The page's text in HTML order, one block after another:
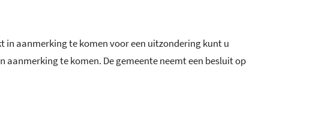
in aanmerking te komen voor een uitzondering kunt u
te komen. De gemeente neemt een besluit op